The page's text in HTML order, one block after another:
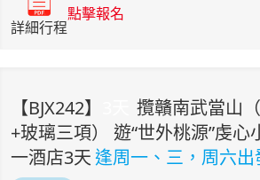
詳細行程
點擊報名
【BJX242】
攬贛南武當山
+玻璃三項） 遊“世外桃源”虔心
一酒店3天逢周一、三，周六出